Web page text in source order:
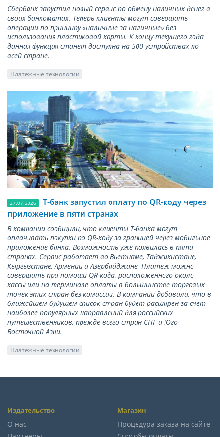
Сбербанк запустил новый сервис по обмену наличных денег в
своих банкоматах. Теперь клиенты могут совершать
операции по принципу «наличные за наличные» без
использования пластиковой карты. К концу текущего года
данная функция станет доступна на 500 устройствах по
всей стране.
Платежные технологии
27.07.2026
Т-банк запустил оплату по QR-коду через
приложение в пяти странах
В компании сообщили, что клиенты Т-банка могут
оплачивать покупки по QR-коду за границей через мобильное
приложение банка. Возможность уже появилась в пяти
странах. Сервис работает во Вьетнаме, Таджикистане,
Кыргызстане, Армении и Азербайджане. Платеж можно
совершить при помощи QR-кода, расположенного около
кассы или на терминале оплаты в большинстве торговых
точек этих стран без комиссии. В компании добавили, что в
ближайшем будущем список стран будет расширен за счет
наиболее популярных направлений для российских
путешественников, прежде всего стран СНГ и Юго-
Восточной Азии.
Платежные технологии
Издательство
О нас
Магазин
Процедура заказа на сайте